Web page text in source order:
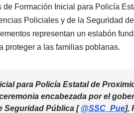
Formación Inicial para Policía
Policiales y de la Seguridad
representan un eslabón
proteger a las familias poblanas.
para Policía Estatal de
encabezada por el
Seguridad Pública [@SSC_Pue],